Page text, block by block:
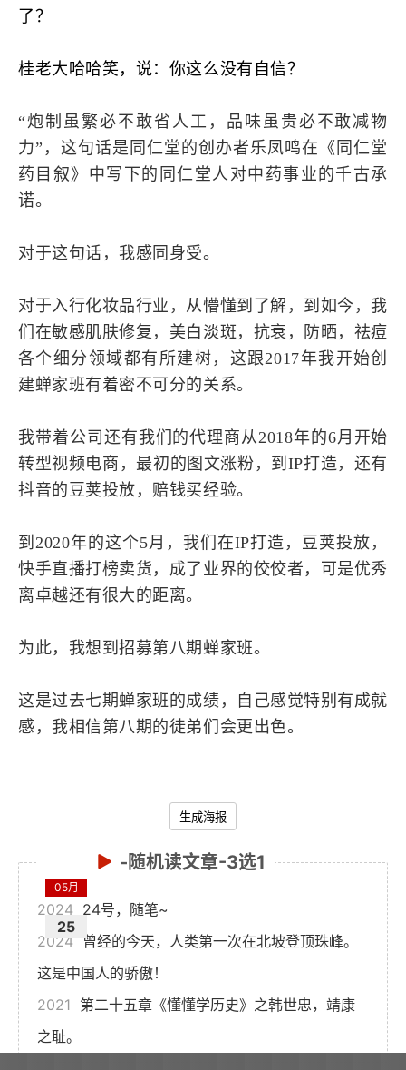
了？
桂老大哈哈笑，说：你这么没有自信？
“炮制虽繁必不敢省人工，品味虽贵必不敢减物
力”，这句话是同仁堂的创办者乐凤鸣在《同仁堂
药目叙》中写下的同仁堂人对中药事业的千古承
诺。
对于这句话，我感同身受。
对于入行化妆品行业，从懵懂到了解，到如今，我
们在敏感肌肤修复，美白淡斑，抗衰，防晒，祛痘
各个细分领域都有所建树，这跟2017年我开始创
建蝉家班有着密不可分的关系。
我带着公司还有我们的代理商从2018年的6月开始
转型视频电商，最初的图文涨粉，到IP打造，还有
抖音的豆荚投放，赔钱买经验。
到2020年的这个5月，我们在IP打造，豆荚投放，
快手直播打榜卖货，成了业界的佼佼者，可是优秀
离卓越还有很大的距离。
为此，我想到招募第八期蝉家班。
这是过去七期蝉家班的成绩，自己感觉特别有成就
感，我相信第八期的徒弟们会更出色。
生成海报
-随机读文章-3选1
05月
25
2024 24号，随笔~
2024
曾经的今天，人类第一次在北坡登顶珠峰。
这是中国人的骄傲！
2021 第二十五章《懂懂学历史》之韩世忠，靖康
之耻。